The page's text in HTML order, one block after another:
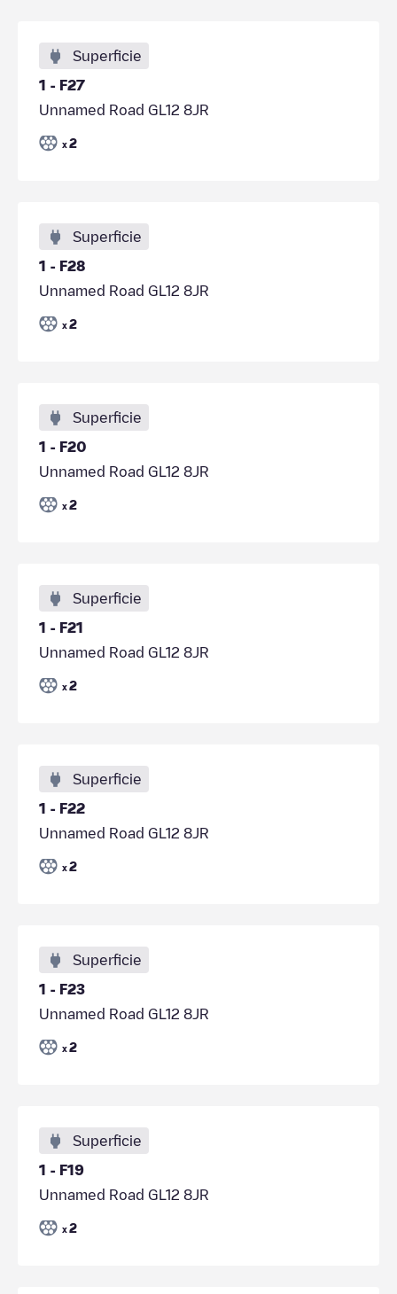
Superficie
1 - F27
Unnamed Road GL12 8JR
x 2
Superficie
1 - F28
Unnamed Road GL12 8JR
x 2
Superficie
1 - F20
Unnamed Road GL12 8JR
x 2
Superficie
1 - F21
Unnamed Road GL12 8JR
x 2
Superficie
1 - F22
Unnamed Road GL12 8JR
x 2
Superficie
1 - F23
Unnamed Road GL12 8JR
x 2
Superficie
1 - F19
Unnamed Road GL12 8JR
x 2